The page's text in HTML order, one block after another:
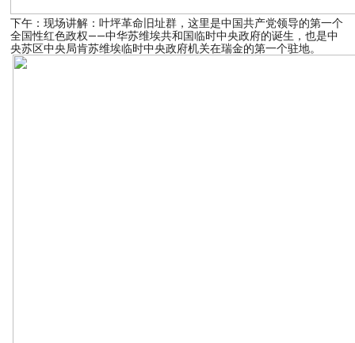
下午：现场讲解：叶坪革命旧址群，这里是中国共产党领导的第一个
全国性红色政权——中华苏维埃共和国临时中央政府的诞生，也是中
央苏区中央局肯苏维埃临时中央政府机关在瑞金的第一个驻地。